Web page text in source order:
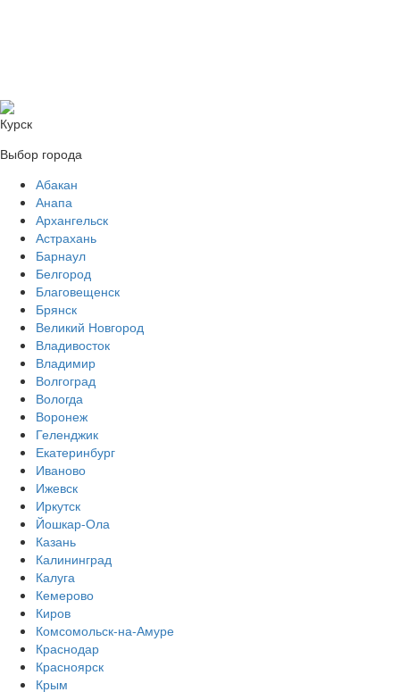
Курск
Выбор города
Абакан
Анапа
Архангельск
Астрахань
Барнаул
Белгород
Благовещенск
Брянск
Великий Новгород
Владивосток
Владимир
Волгоград
Вологда
Воронеж
Геленджик
Екатеринбург
Иваново
Ижевск
Иркутск
Йошкар-Ола
Казань
Калининград
Калуга
Кемерово
Киров
Комсомольск-на-Амуре
Краснодар
Красноярск
Крым